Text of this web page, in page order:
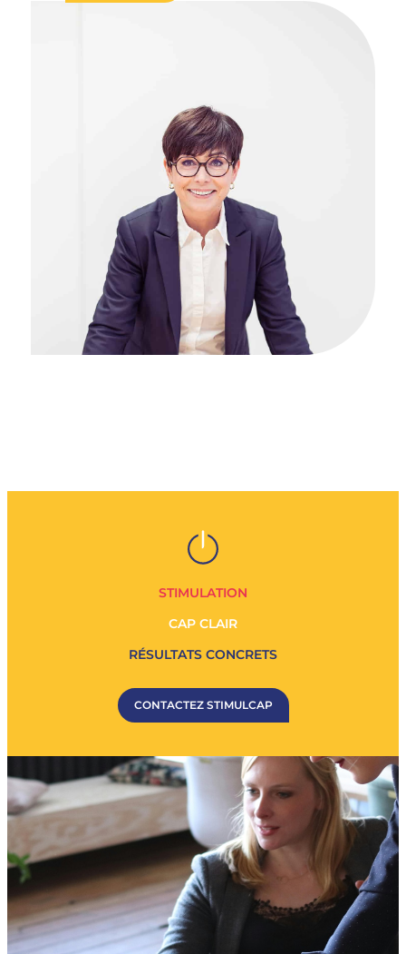
STIMULATION
CAP CLAIR
RÉSULTATS CONCRETS
CONTACTEZ STIMULCAP